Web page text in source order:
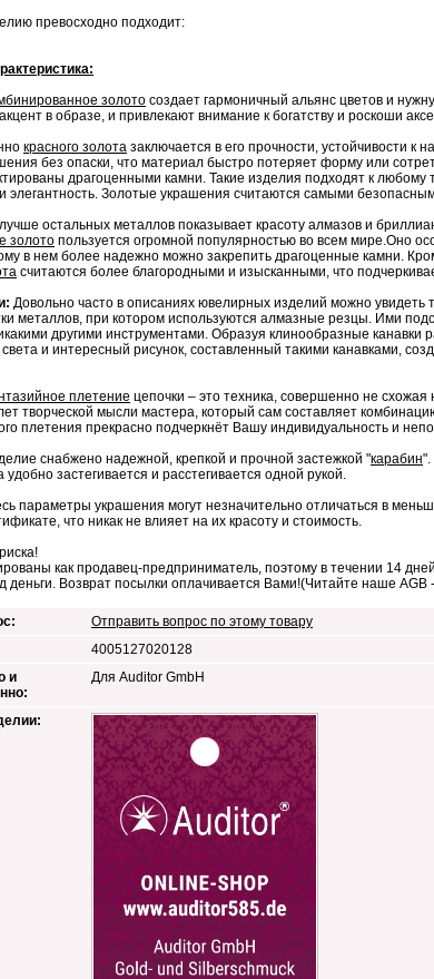
превосходно подходит:
золото создает гармоничный альянс цветов и
в образе, и привлекают внимание к богатству и роскоши
красного золота заключается в его прочности, устойчивости к
без опаски, что материал быстро потеряет форму или
драгоценными камни. Такие изделия подходят к любому
элегантность. Золотые украшения считаются самыми
лучше остальных металлов показывает красоту алмазов и
золото пользуется огромной популярностью во всем мире.Оно
в нем более надежно можно закрепить драгоценные камни.
считаются более благородными и изысканными, что
Довольно часто в описаниях ювелирных изделий можно увидеть
металлов, при котором используются алмазные резцы. Ими
другими инструментами. Образуя клинообразные
и интересный рисунок, составленный такими канавками,
плетение цепочки – это техника, совершенно не
творческой мысли мастера, который сам составляет
плетения прекрасно подчеркнёт Вашу индивидуальность и
снабжено надежной, крепкой и прочной застежкой "карабин".
удобно застегивается и расстегивается одной рукой.
параметры украшения могут незначительно отличаться в
что никак не влияет на их красоту и стоимость.
как продавец-предприниматель, поэтому в течении 14
деньги. Возврат посылки оплачивается Вами!(Читайте наше
Отправить вопрос по этому товару
4005127020128
и
Для Auditor GmbH